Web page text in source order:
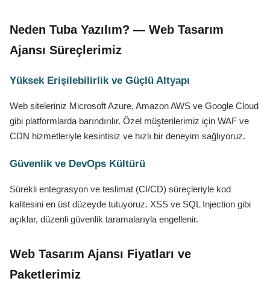
Neden Tuba Yazılım? — Web Tasarım
Ajansı Süreçlerimiz
Yüksek Erişilebilirlik ve Güçlü Altyapı
Web siteleriniz Microsoft Azure, Amazon AWS ve Google Cloud
gibi platformlarda barındırılır. Özel müşterilerimiz için WAF ve
CDN hizmetleriyle kesintisiz ve hızlı bir deneyim sağlıyoruz.
Güvenlik ve DevOps Kültürü
Sürekli entegrasyon ve teslimat (CI/CD) süreçleriyle kod
kalitesini en üst düzeyde tutuyoruz. XSS ve SQL Injection gibi
açıklar, düzenli güvenlik taramalarıyla engellenir.
Web Tasarım Ajansı Fiyatları ve
Paketlerimiz